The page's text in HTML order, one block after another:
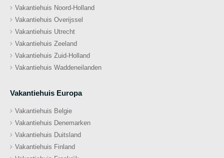
Vakantiehuis Noord-Holland
Vakantiehuis Overijssel
Vakantiehuis Utrecht
Vakantiehuis Zeeland
Vakantiehuis Zuid-Holland
Vakantiehuis Waddeneilanden
Vakantiehuis Europa
Vakantiehuis Belgie
Vakantiehuis Denemarken
Vakantiehuis Duitsland
Vakantiehuis Finland